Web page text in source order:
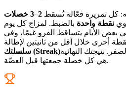
كل تمريرة فعّالة تُسقط 2–3 خصلات
نقطة واحدة بالضبط. لمزاج كل يوم
الأيام يتساقط الفرو غيمًا، وفي
أخرى خلال أقل من ثانيتين لإطالة
سلسلتك (Streak)نتيجتك النهائية
هي كل خصلة جمعتها قبل العضّة.